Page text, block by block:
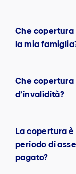
Che
la mia
Che copertura
d’invalidità?
La copertura
periodo di
pagato?